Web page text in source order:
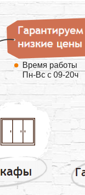
Время работы
Пн-Вс с 09-20ч